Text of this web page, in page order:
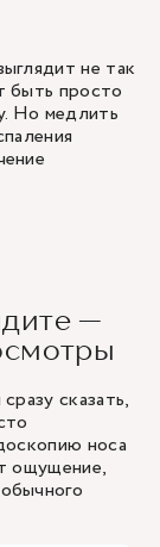
не так
быть просто
Но медлить
—
сказать,
носа
ощущение,